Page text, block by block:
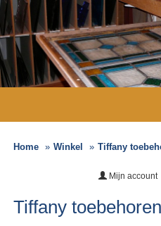
Home Winkel Tiffany
Mijn account
Tiffany toebehoren